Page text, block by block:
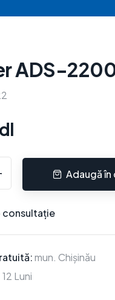
ADS-
Adaugă în
consultație
mun. Chișinău
12 Luni